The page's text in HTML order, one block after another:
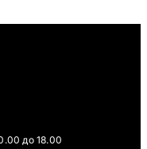
до 18.00